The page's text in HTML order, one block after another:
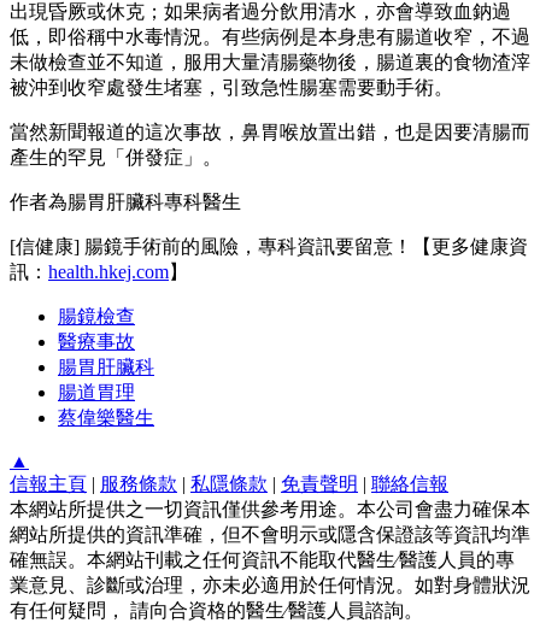
出現昏厥或休克；如果病者過分飲用清水，亦會導致血鈉過
低，即俗稱中水毒情況。有些病例是本身患有腸道收窄，不過
未做檢查並不知道，服用大量清腸藥物後，腸道裏的食物渣滓
被沖到收窄處發生堵塞，引致急性腸塞需要動手術。
當然新聞報道的這次事故，鼻胃喉放置出錯，也是因要清腸而
產生的罕見「併發症」。
作者為腸胃肝臟科專科醫生
[信健康] 腸鏡手術前的風險，專科資訊要留意！【更多健康資
訊： health.hkej.com】
腸鏡檢查
醫療事故
腸胃肝臟科
腸道胃理
蔡偉樂醫生
▲
信報主頁 | 服務條款 | 私隱條款 | 免責聲明 | 聯絡信報
本網站所提供之一切資訊僅供參考用途。本公司會盡力確保本
網站所提供的資訊準確，但不會明示或隱含保證該等資訊均準
確無誤。本網站刊載之任何資訊不能取代醫生∕醫護人員的專
業意見、診斷或治理，亦未必適用於任何情況。如對身體狀況
有任何疑問， 請向合資格的醫生∕醫護人員諮詢。